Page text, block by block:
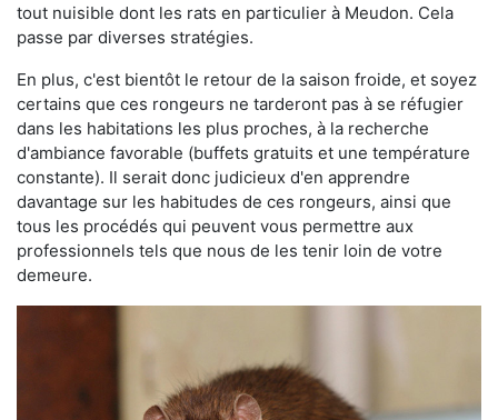
tout nuisible dont les rats en particulier à Meudon. Cela
passe par diverses stratégies.
En plus, c'est bientôt le retour de la saison froide, et soyez
certains que ces rongeurs ne tarderont pas à se réfugier
dans les habitations les plus proches, à la recherche
d'ambiance favorable (buffets gratuits et une température
constante). Il serait donc judicieux d'en apprendre
davantage sur les habitudes de ces rongeurs, ainsi que
tous les procédés qui peuvent vous permettre aux
professionnels tels que nous de les tenir loin de votre
demeure.